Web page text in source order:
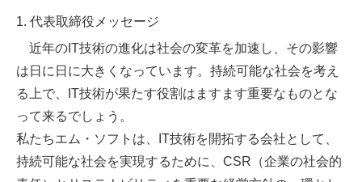
1. 代表取締役メッセージ
近年のIT技術の進化は社会の変革を加速し、その影響
は日に日に大きくなっています。持続可能な社会を考え
る上で、IT技術が果たす役割はますます重要なものとな
って来るでしょう。
私たちエム・ソフトは、IT技術を開拓する会社として、
持続可能な社会を実現するために、CSR（企業の社会的